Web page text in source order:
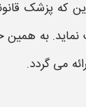
که پزشک
نماید. به
می گردد.